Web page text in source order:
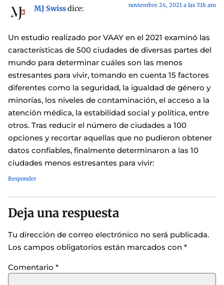
MJ Swissdice: noviembre 24, 2021 a las 7:18 am
Un estudio realizado por VAAY en el 2021 examinó las
características de 500 ciudades de diversas partes del
mundo para determinar cuáles son las menos
estresantes para vivir, tomando en cuenta 15 factores
diferentes como la seguridad, la igualdad de género y
minorías, los niveles de contaminación, el acceso a la
atención médica, la estabilidad social y política, entre
otros. Tras reducir el número de ciudades a 100
opciones y recortar aquellas que no pudieron obtener
datos confiables, finalmente determinaron a las 10
ciudades menos estresantes para vivir:
Responder
Deja una respuesta
Tu dirección de correo electrónico no será publicada.
Los campos obligatorios están marcados con *
Comentario *